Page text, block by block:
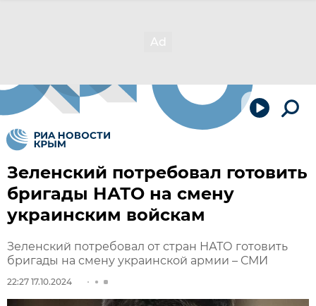
Зеленский потребовал готовить
бригады НАТО на смену
украинским войскам
Зеленский потребовал от стран НАТО готовить
бригады на смену украинской армии – СМИ
22:27 17.10.2024